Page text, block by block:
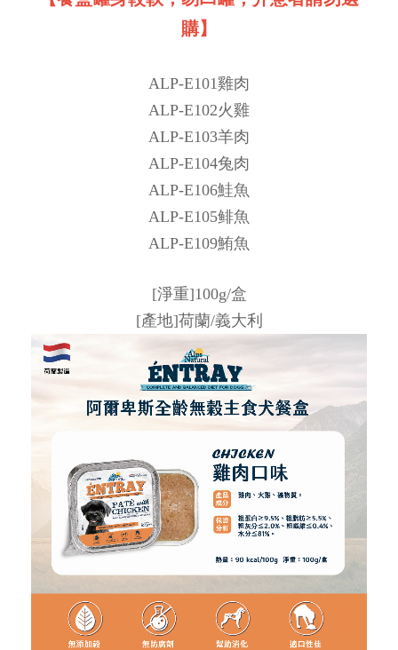
購】
ALP-E101雞肉
ALP-E102火雞
ALP-E103羊肉
ALP-E104兔肉
ALP-E106鮭魚
ALP-E105鲱魚
ALP-E109鮪魚
[淨重]100g/盒
[產地]荷蘭/義大利